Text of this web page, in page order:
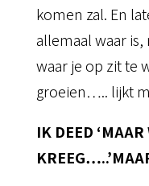
komen zal. En
allemaal waar
waar je op zit te
groeien….. lijkt
IK DEED